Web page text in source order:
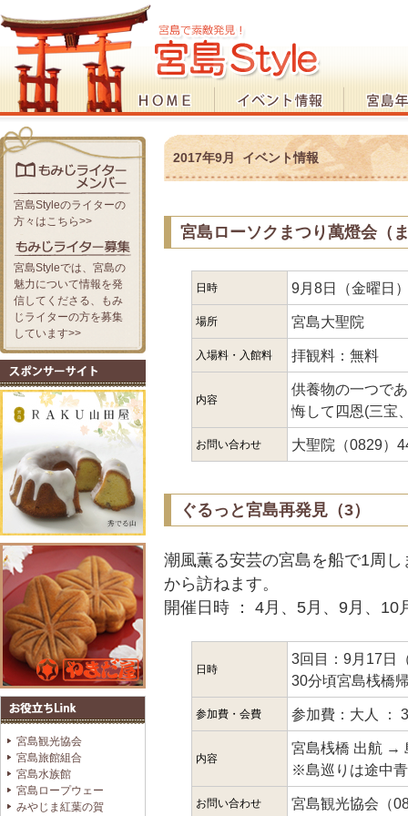
2017年9月 イベント情報
宮島ローソクまつり萬燈会（
日時 9月8日（金曜日
場所 宮島大聖院
入場料・入館料 拝観料：無料
内容
供養物の一つで
悔して四恩(三宝
お問い合わせ 大聖院（0829
ぐるっと宮島再発見（3）
潮風薫る安芸の宮島を船で1周
から訪ねます。
開催日時 ： 4月、5月、9月、10
日時
3回目：9月17
30分頃宮島桟橋
参加費・会費 参加費：大人 ：
内容
宮島桟橋 出航 →
※島巡りは途中
お問い合わせ 宮島観光協会（
宮島Styleのライターの
方々はこちら>>
宮島Styleでは、宮島の
魅力について情報を発
信してくださる、もみ
じライターの方を募集
しています>>
宮島観光協会
宮島旅館組合
宮島水族館
宮島ロープウェー
みやじま紅葉の賀